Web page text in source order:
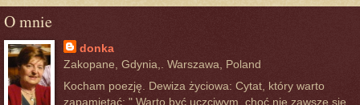
O mnie
donka
Zakopane, Gdynia,. Warszawa, Poland
Kocham poezję. Dewiza życiowa: Cytat, który warto
zapamiętać: " Warto być uczciwym, choć nie zawsze się